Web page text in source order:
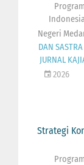
Negeri
DAN
JURNAL
2026
Strategi